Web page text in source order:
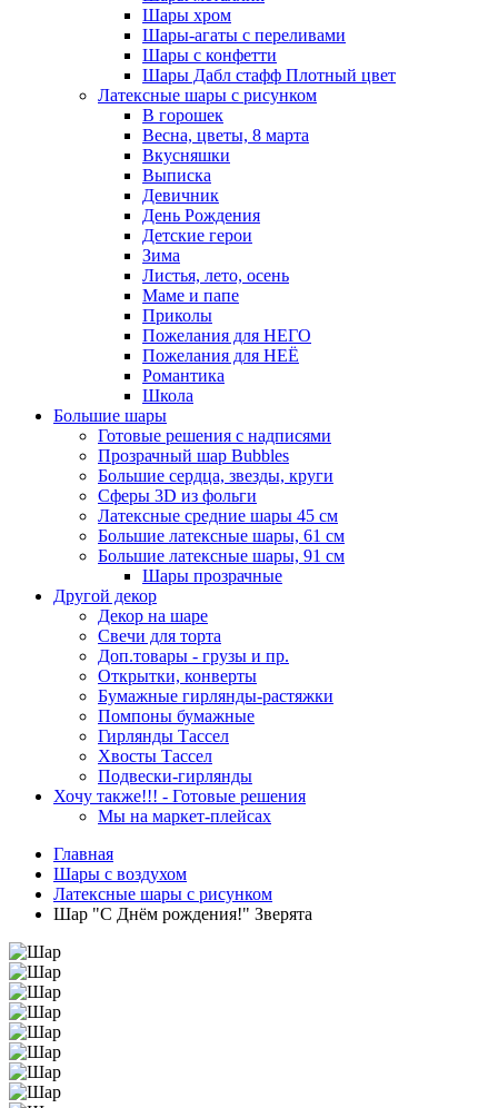
Шары хром
Шары-агаты с переливами
Шары с конфетти
Шары Дабл стафф Плотный цвет
Латексные шары с рисунком
В горошек
Весна, цветы, 8 марта
Вкусняшки
Выписка
Девичник
День Рождения
Детские герои
Зима
Листья, лето, осень
Маме и папе
Приколы
Пожелания для НЕГО
Пожелания для НЕЁ
Романтика
Школа
Большие шары
Готовые решения с надписями
Прозрачный шар Bubbles
Большие сердца, звезды, круги
Сферы 3D из фольги
Латексные средние шары 45 см
Большие латексные шары, 61 см
Большие латексные шары, 91 см
Шары прозрачные
Другой декор
Декор на шаре
Свечи для торта
Доп.товары - грузы и пр.
Открытки, конверты
Бумажные гирлянды-растяжки
Помпоны бумажные
Гирлянды Тассел
Хвосты Тассел
Подвески-гирлянды
Хочу также!!! - Готовые решения
Мы на маркет-плейсах
Главная
Шары c воздухом
Латексные шары с рисунком
Шар "С Днём рождения!" Зверята